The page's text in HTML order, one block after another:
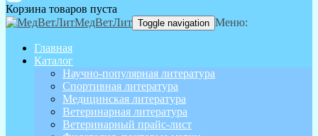
Корзина товаров пуста
МедВетЛит Toggle navigation Меню:
Главная
Каталог
Научно-популярная литература
Спортивная литература
Медицинская литература
Ветеринарная литература
Ветеринарный прайс-лист